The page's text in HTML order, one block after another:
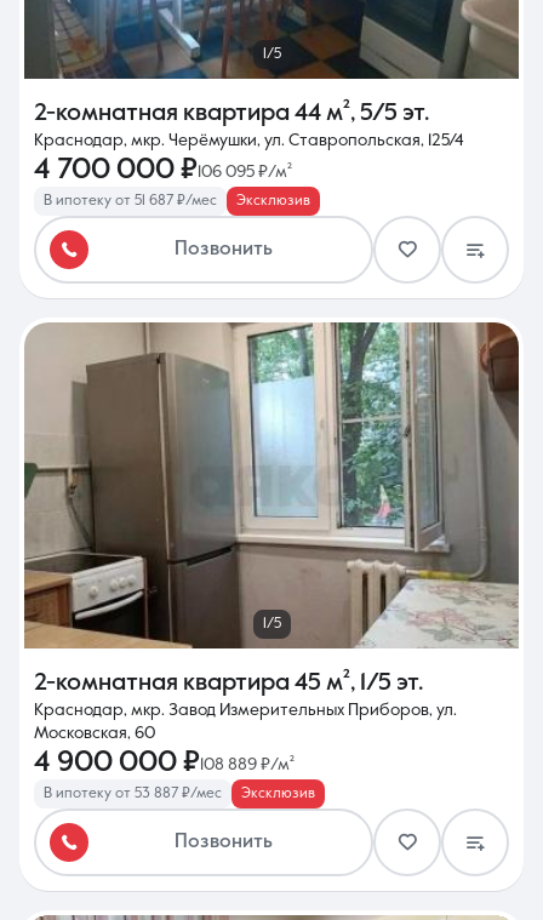
1/5
2-комнатная квартира 44 м², 5/5 эт.
Краснодар, мкр. Черёмушки, ул. Ставропольская, 125/4
4 700 000 ₽106 095 ₽/м²
В ипотеку от 51 687 ₽/мес Эксклюзив
Позвонить
1/5
2-комнатная квартира 45 м², 1/5 эт.
Краснодар, мкр. Завод Измерительных Приборов, ул.
Московская, 60
4 900 000 ₽ 108 889 ₽/м²
В ипотеку от 53 887 ₽/мес Эксклюзив
Позвонить